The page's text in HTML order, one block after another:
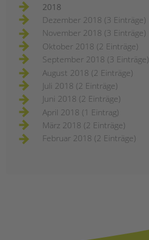
2018
Dezember 2018 (3 Einträge)
November 2018 (3 Einträge)
Oktober 2018 (2 Einträge)
September 2018 (3 Einträge)
August 2018 (2 Einträge)
Juli 2018 (2 Einträge)
Juni 2018 (2 Einträge)
April 2018 (1 Eintrag)
März 2018 (2 Einträge)
Februar 2018 (2 Einträge)